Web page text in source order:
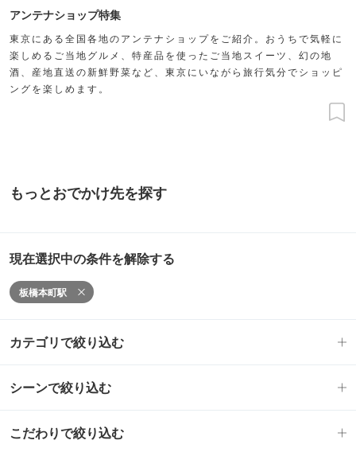
アンテナショップ特集
東京にある全国各地のアンテナショップをご紹介。おうちで気軽に
楽しめるご当地グルメ、特産品を使ったご当地スイーツ、幻の地
酒、産地直送の新鮮野菜など、東京にいながら旅行気分でショッピ
ングを楽しめます。
もっとおでかけ先を探す
現在選択中の条件を解除する
板橋本町駅
カテゴリで絞り込む
シーンで絞り込む
こだわりで絞り込む